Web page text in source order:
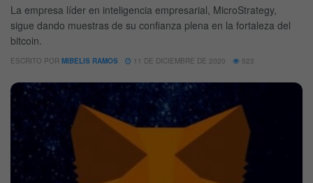
La empresa líder en inteligencia empresarial, MicroStrategy,
sigue dando muestras de su confianza plena en la fortaleza del
bitcoin.
ESCRITO POR MIBELIS RAMOS 11 DE DICIEMBRE DE 2020 523